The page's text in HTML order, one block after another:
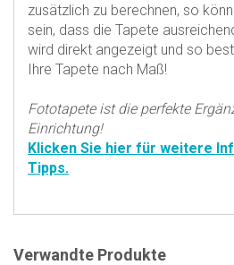
zusätzlich zu berechnen, so
sein, dass die Tapete
wird direkt angezeigt und so
Ihre Tapete nach Maß!
Fototapete ist die perfekte
Einrichtung!
Klicken Sie hier für weitere
Tipps.
Verwandte Produkte